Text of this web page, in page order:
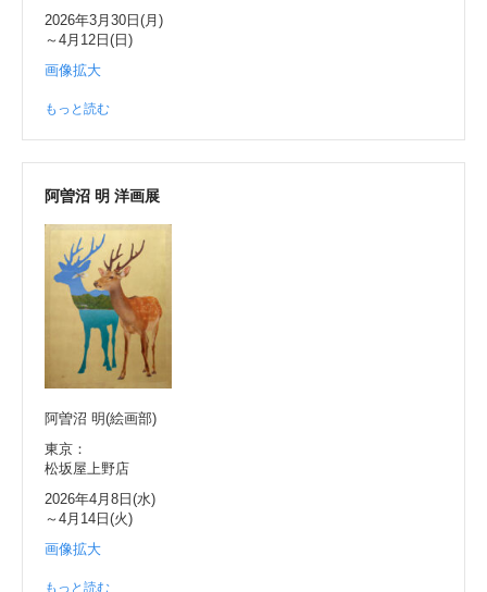
2026年3月30日(月)
～4月12日(日)
画像拡大
もっと読む
阿曽沼 明 洋画展
阿曽沼 明(絵画部)
東京：
松坂屋上野店
2026年4月8日(水)
～4月14日(火)
画像拡大
もっと読む